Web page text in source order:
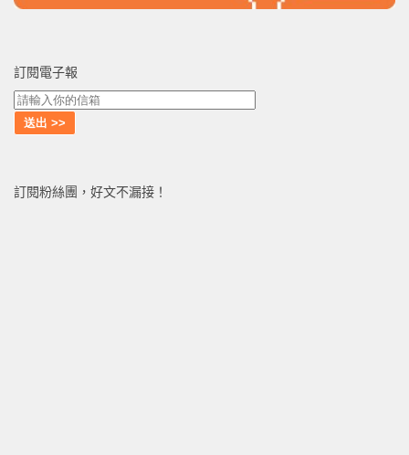
訂閱電子報
訂閱粉絲團，好文不漏接！